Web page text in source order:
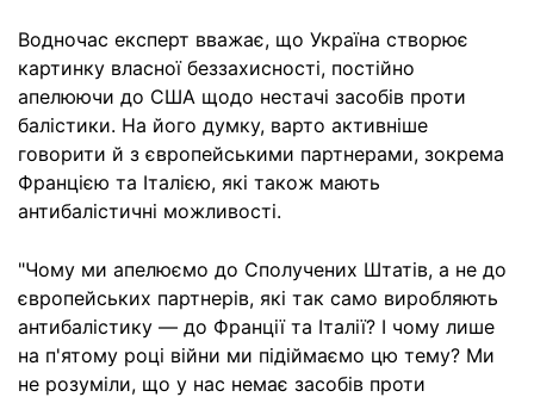
Водночас експерт вважає, що Україна створює
картинку власної беззахисності, постійно
апелюючи до США щодо нестачі засобів проти
балістики. На його думку, варто активніше
говорити й з європейськими партнерами, зокрема
Францією та Італією, які також мають
антибалістичні можливості.
"Чому ми апелюємо до Сполучених Штатів, а не до
європейських партнерів, які так само виробляють
антибалістику — до Франції та Італії? І чому лише
на п'ятому році війни ми підіймаємо цю тему? Ми
не розуміли, що у нас немає засобів проти